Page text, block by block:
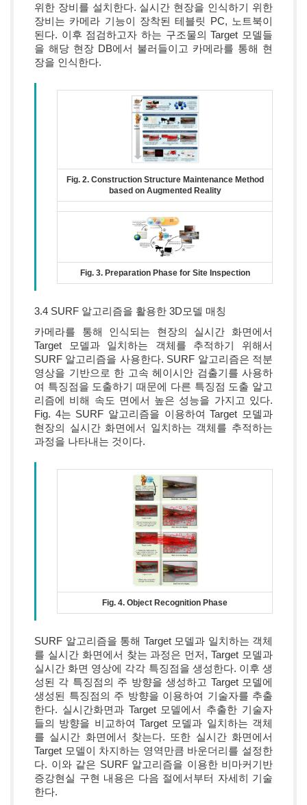
위한 장비를 설치한다. 실시간 현장을 인식하기 위한
장비는 카메라 기능이 장착된 테블릿 PC, 노트북이
된다. 이후 점검하고자 하는 구조물의 Target 모델들
을 해당 현장 DB에서 불러들이고 카메라를 통해 현
장을 인식한다.
Fig. 2. Construction Structure Maintenance Method
based on Augmented Reality
Fig. 3. Preparation Phase for Site Inspection
3.4 SURF 알고리즘을 활용한 3D모델 매칭
카메라를 통해 인식되는 현장의 실시간 화면에서
Target 모델과 일치하는 객체를 추적하기 위해서
SURF 알고리즘을 사용한다. SURF 알고리즘은 적분
영상을 기반으로 한 고속 헤이시안 검출기를 사용하
여 특징점을 도출하기 때문에 다른 특징점 도출 알고
리즘에 비해 속도 면에서 높은 성능을 가지고 있다.
Fig. 4는 SURF 알고리즘을 이용하여 Target 모델과
현장의 실시간 화면에서 일치하는 객체를 추적하는
과정을 나타내는 것이다.
Fig. 4. Object Recognition Phase
SURF 알고리즘을 통해 Target 모델과 일치하는 객체
를 실시간 화면에서 찾는 과정은 먼저, Target 모델과
실시간 화면 영상에 각각 특징점을 생성한다. 이후 생
성된 각 특징점의 주 방향을 생성하고 Target 모델에
생성된 특징점의 주 방향을 이용하여 기술자를 추출
한다. 실시간화면과 Target 모델에서 추출한 기술자
들의 방향을 비교하여 Target 모델과 일치하는 객체
를 실시간 화면에서 찾는다. 또한 실시간 화면에서
Target 모델이 차지하는 영역만큼 바운더리를 설정한
다. 이와 같은 SURF 알고리즘을 이용한 비마커기반
증강현실 구현 내용은 다음 절에서부터 자세히 기술
한다.